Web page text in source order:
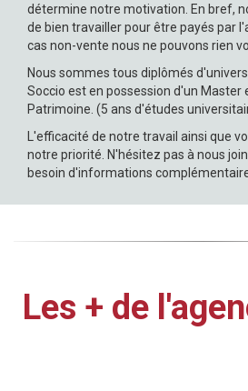
détermine notre motivation. En bref,
de bien travailler pour être payés par
cas non-vente nous ne pouvons rien
Nous sommes tous diplômés
Soccio est en possession d'un Master
Patrimoine. (5 ans d'études
L'efficacité de notre travail ainsi que
notre priorité. N'hésitez pas à nous
besoin d'informations
Les + de